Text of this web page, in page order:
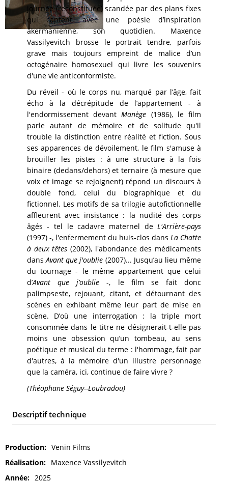
journée (reconstituée) scandée par des plans fixes
qui captent, avec une poésie d’inspiration
akermanienne, son quotidien. Maxence
Vassilyevitch brosse le portrait tendre, parfois
grave mais toujours empreint de malice d’un
octogénaire homosexuel qui livre les souvenirs
d'une vie anticonformiste.
Du réveil - où le corps nu, marqué par l’âge, fait
écho à la décrépitude de l’appartement - à
l'endormissement devantManège (1986), le film
parle autant de mémoire et de solitude qu'il
trouble la distinction entre réalité et fiction. Sous
ses apparences de dévoilement, le film s'amuse à
brouiller les pistes : à une structure à la fois
binaire (dedans/dehors) et ternaire (à mesure que
voix et image se rejoignent) répond un discours à
double fond, celui du biographique et du
fictionnel. Les motifs de sa trilogie autofictionnelle
affleurent avec insistance : la nudité des corps
âgés - tel le cadavre maternel de L'Arrière-pays
(1997) -, l'enfermement du huis-clos dans La Chatte
à deux têtes (2002), l'abondance des médicaments
dans Avant que j'oublie (2007)... Jusqu’au lieu même
du tournage - le même appartement que celui
d’Avant que j’oublie -, le film se fait donc
palimpseste, rejouant, citant, et détournant des
scènes en exhibant même leur part de mise en
scène. D’où une interrogation : la triple mort
consommée dans le titre ne désignerait-t-elle pas
moins une obsession qu’un tombeau, au sens
poétique et musical du terme : l'hommage, fait par
d'autres, à la mémoire d'un illustre personnage
que la caméra, ici, continue de faire vivre ?
(Théophane Séguy--Loubradou)
Descriptif technique
Production
Venin Films
Réalisation
Maxence Vassilyevitch
Année
2025